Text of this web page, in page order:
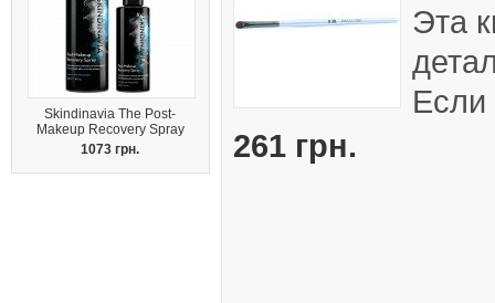
Skindinavia The Post-
Makeup Recovery Spray
1073 грн.
Эта
Если
261 грн.